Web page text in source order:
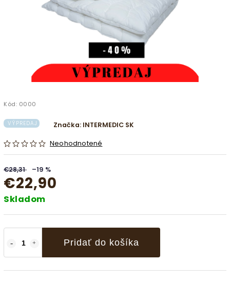
Kód: 0000
VÝPREDAJ
Neohodnotené
Značka: INTERMEDIC SK
€28,31 –19 %
€22,90
Skladom
Pridať do košíka